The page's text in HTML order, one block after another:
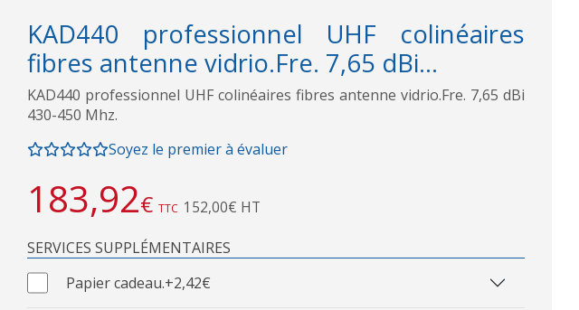
KAD440 professionnel UHF colinéaires
fibres antenne vidrio.Fre. 7,65 dBi...
KAD440 professionnel UHF colinéaires fibres antenne vidrio.Fre. 7,65 dBi
430-450 Mhz.
Soyez le premier à évaluer
183,92€ TTC 152,00€ HT
SERVICES SUPPLÉMENTAIRES
Papier cadeau.+2,42€